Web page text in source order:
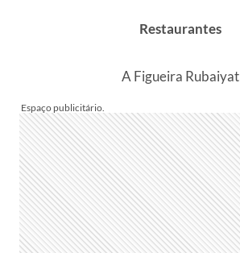
Restaurantes
A Figueira Rubaiyat